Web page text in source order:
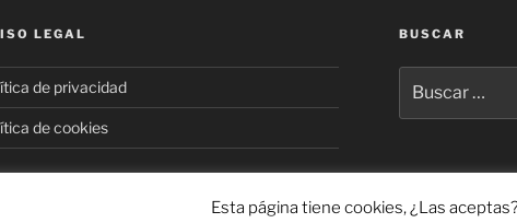
LEGAL
de privacidad
de cookies
BUSCAR
por:
Esta página tiene cookies, ¿Las